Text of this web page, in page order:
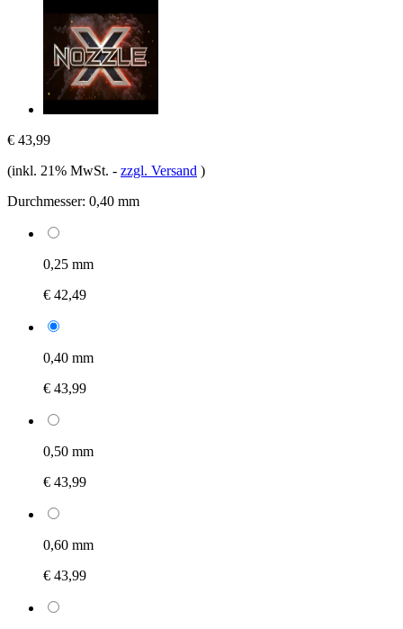
€ 43,99
(inkl. 21% MwSt. - zzgl. Versand )
Durchmesser: 0,40 mm
0,25 mm
€ 42,49
0,40 mm
€ 43,99
0,50 mm
€ 43,99
0,60 mm
€ 43,99